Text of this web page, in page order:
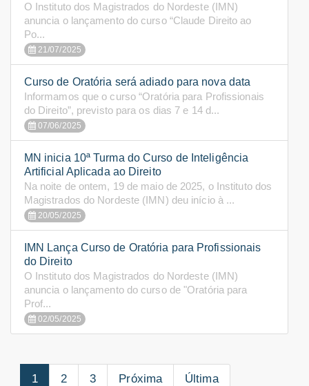
O Instituto dos Magistrados do Nordeste (IMN)
anuncia o lançamento do curso “Claude Direito ao
Po...
21/07/2025
Curso de Oratória será adiado para nova data
Informamos que o curso “Oratória para Profissionais
do Direito”, previsto para os dias 7 e 14 d...
07/06/2025
MN inicia 10ª Turma do Curso de Inteligência
Artificial Aplicada ao Direito
Na noite de ontem, 19 de maio de 2025, o Instituto dos
Magistrados do Nordeste (IMN) deu início à ...
20/05/2025
IMN Lança Curso de Oratória para Profissionais
do Direito
O Instituto dos Magistrados do Nordeste (IMN)
anuncia o lançamento do curso de "Oratória para
Prof...
02/05/2025
1 2 3 Próxima Última